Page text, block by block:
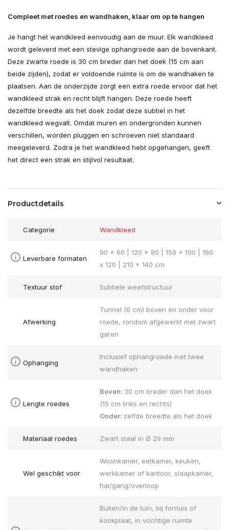
Compleet met roedes en wandhaken, klaar om op te hangen
Je hangt het wandkleed eenvoudig aan de muur. Elk wandkleed
wordt geleverd met een stevige ophangroede aan de bovenkant.
Deze zwarte roede is 30 cm breder dan het doek (15 cm aan
beide zijden), zodat er voldoende ruimte is om de wandhaken te
plaatsen. Aan de onderzijde zorgt een extra roede ervoor dat het
wandkleed strak en recht blijft hangen. Deze roede heeft
dezelfde breedte als het doek zodat deze subtiel in het
wandkleed wegvalt. Omdat muren en ondergronden kunnen
verschillen, worden pluggen en schroeven niet standaard
meegeleverd. Zodra je het wandkleed hebt opgehangen, geeft
het direct een strak en stijlvol resultaat.
Productdetails
Categorie Wandkleed
Leverbare formaten
90 x 60 | 120 x 80 | 150 x 100 | 180
x 120 | 210 x 140 cm
Textuur stof Subtiele weefstructuur
Afwerking
Tunnel (6 cm) boven en onder voor
roede, rondom afgewerkt met zwart
garen
Ophanging
Inclusief ophangroede met twee
wandhaken
Lengte roedes
Boven: 30 cm breder dan het doek
(15 cm links en rechts)
Onder: zelfde breedte als het doek
Materiaal roedes Zwart staal in Ø 29 mm
Wel geschikt voor
Woonkamer, eetkamer, keuken,
werkkamer of kantoor, slaapkamer,
hal/gang/overloop
Buiten/in de tuin, bij fornuis of
kookplaat, in vochtige ruimte